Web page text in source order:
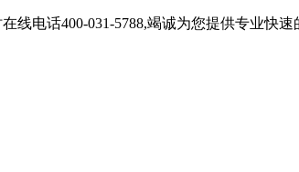
线电话400-031-5788,竭诚为您提供专业快速